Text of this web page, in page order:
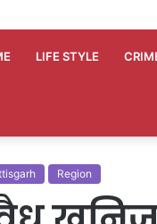
LIFE STYLE
Region